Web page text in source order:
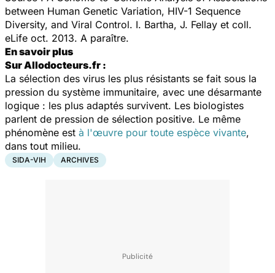
between Human Genetic Variation, HIV-1 Sequence
Diversity, and Viral Control. I. Bartha, J. Fellay et coll.
eLife oct. 2013. A paraître.
En savoir plus
Sur Allodocteurs.fr :
La sélection des virus les plus résistants se fait sous la
pression du système immunitaire, avec une désarmante
logique : les plus adaptés survivent. Les biologistes
parlent de pression de sélection positive. Le même
phénomène est à l'œuvre pour toute espèce vivante,
dans tout milieu.
SIDA-VIH ARCHIVES